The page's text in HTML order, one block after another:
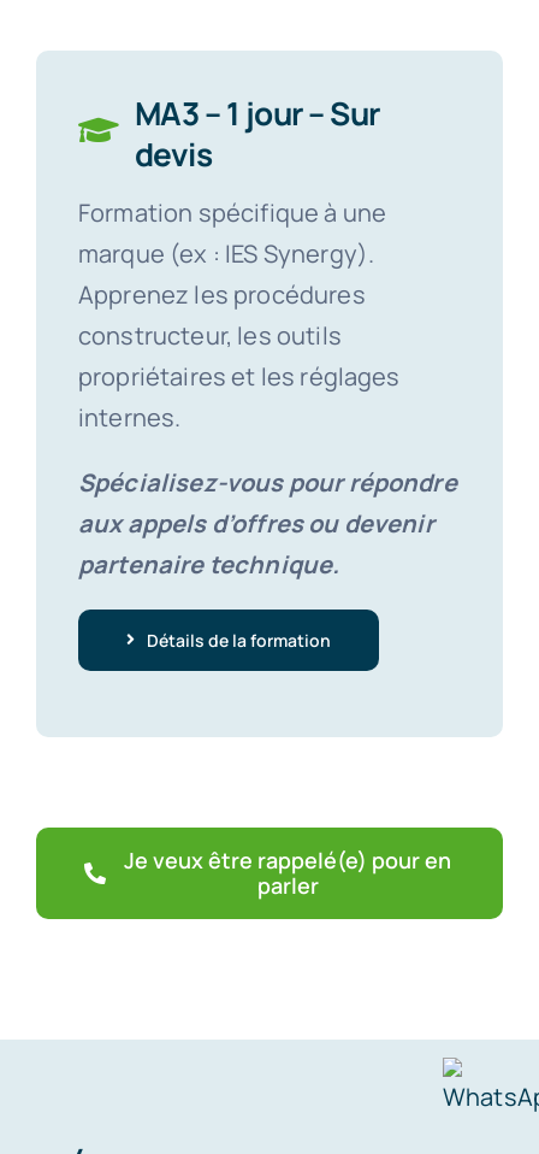
MA3 – 1 jour – Sur
devis
Formation spécifique à une
marque (ex : IES Synergy).
Apprenez les procédures
constructeur, les outils
propriétaires et les réglages
internes.
Spécialisez-vous pour répondre
aux appels d’offres ou devenir
partenaire technique.
Détails de la formation
Je veux être rappelé(e) pour en
parler